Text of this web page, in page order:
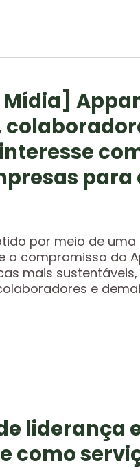
para
por meio de
o compromisso do
mais
e
liderança
como